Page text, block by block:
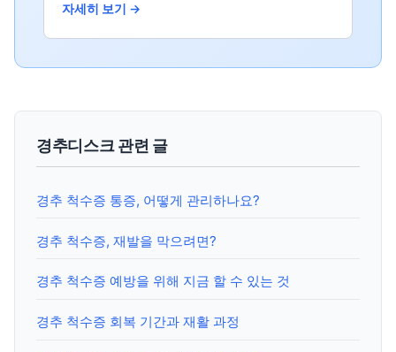
자세히 보기 →
경추디스크 관련 글
경추 척수증 통증, 어떻게 관리하나요?
경추 척수증, 재발을 막으려면?
경추 척수증 예방을 위해 지금 할 수 있는 것
경추 척수증 회복 기간과 재활 과정